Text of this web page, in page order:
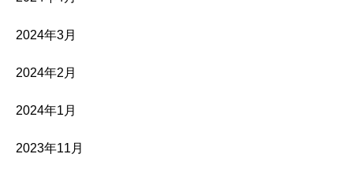
2024年3月
2024年2月
2024年1月
2023年11月